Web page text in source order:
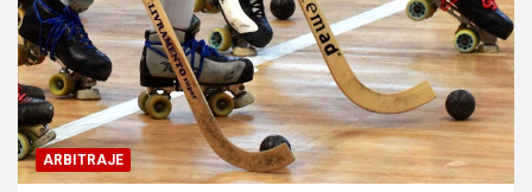
ARBITRAJE